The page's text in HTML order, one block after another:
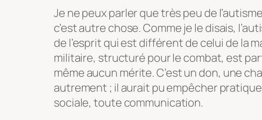
Je ne peux parler que très peu de
c’est autre chose. Comme je le disais,
de l’esprit qui est différent de celui de la
militaire, structuré pour le combat, est
même aucun mérite. C’est un don, une
autrement ; il aurait pu empêcher
sociale, toute communication.